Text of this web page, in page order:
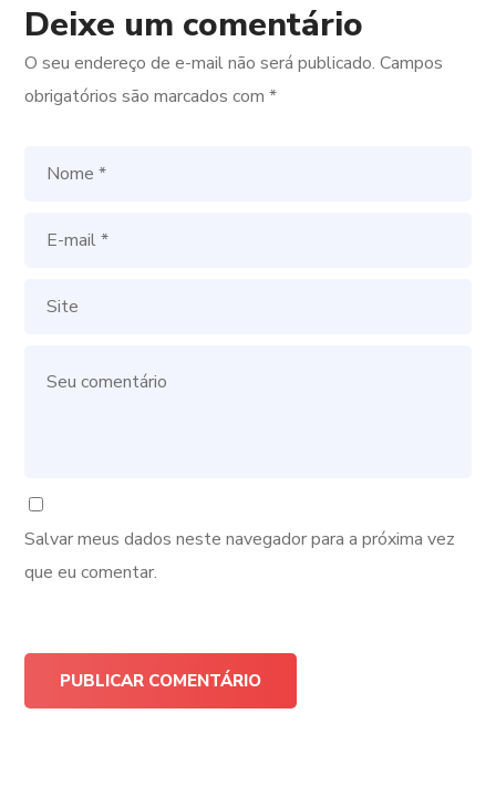
Deixe um comentário
O seu endereço de e-mail não será publicado. Campos
obrigatórios são marcados com*
Salvar meus dados neste navegador para a próxima vez
que eu comentar.